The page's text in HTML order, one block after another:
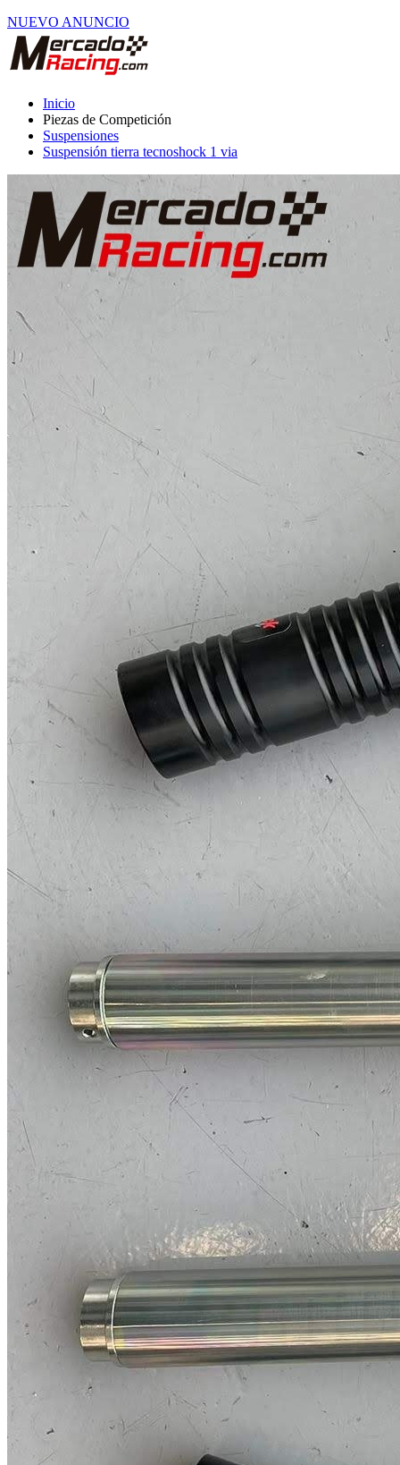
NUEVO ANUNCIO
Inicio
Piezas de Competición
Suspensiones
Suspensión tierra tecnoshock 1 via